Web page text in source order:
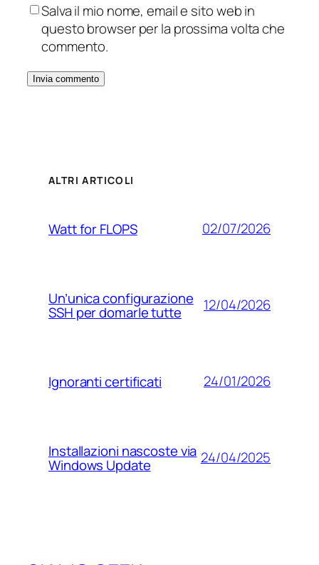
Salva il mio nome, email e sito web in
questo browser per la prossima volta che
commento.
ALTRI ARTICOLI
Watt for FLOPS 02/07/2026
Un’unica configurazione
SSH per domarle tutte 12/04/2026
Ignoranti certificati 24/01/2026
Installazioni nascoste via
Windows Update 24/04/2025